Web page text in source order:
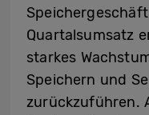
Quartalsumsatz
starkes
Speichern und
zurückzuführen.